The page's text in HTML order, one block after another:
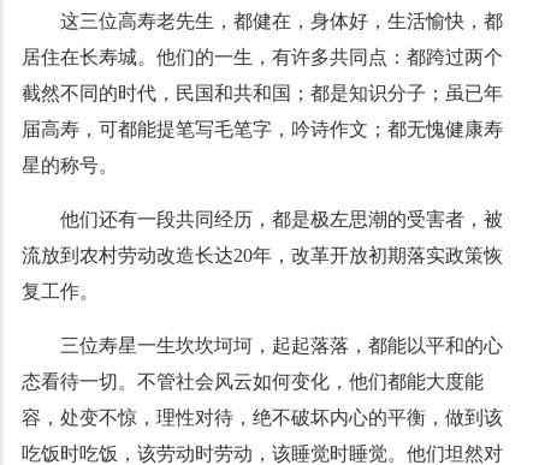
这三位高寿老先生，都健在，身体好，生活愉快，都
居住在长寿城。他们的一生，有许多共同点：都跨过两个
截然不同的时代，民国和共和国；都是知识分子；虽已年
届高寿，可都能提笔写毛笔字，吟诗作文；都无愧健康寿
星的称号。
他们还有一段共同经历，都是极左思潮的受害者，被
流放到农村劳动改造长达20年，改革开放初期落实政策恢
复工作。
三位寿星一生坎坎坷坷，起起落落，都能以平和的心
态看待一切。不管社会风云如何变化，他们都能大度能
容，处变不惊，理性对待，绝不破坏内心的平衡，做到该
吃饭时吃饭，该劳动时劳动，该睡觉时睡觉。他们坦然对